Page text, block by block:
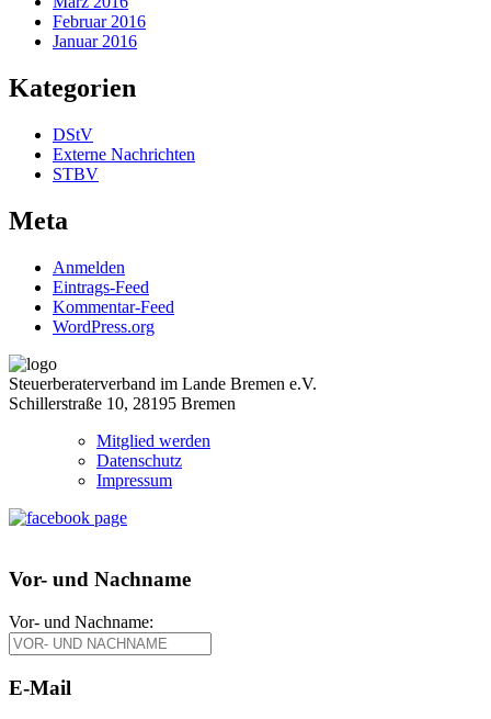
Februar 2016
Januar 2016
Kategorien
DStV
Externe Nachrichten
STBV
Meta
Anmelden
Eintrags-Feed
Kommentar-Feed
WordPress.org
Steuerberaterverband im Lande Bremen e.V.
Schillerstraße 10, 28195 Bremen
Mitglied werden
Datenschutz
Impressum
Vor- und Nachname
Vor- und Nachname:
E-Mail